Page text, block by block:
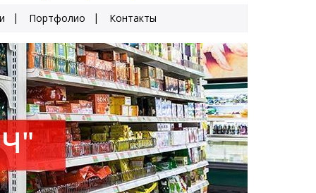
Портфолио Контакты